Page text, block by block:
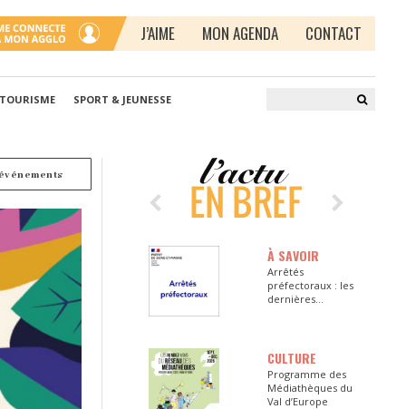
J’AIME MON AGENDA CONTACT
SPORT & JEUNESSE
À SAVOIR
Arrêtés
préfectoraux : les
dernières
CULTURE
Programme des
Médiathèques du
Val d’Europe